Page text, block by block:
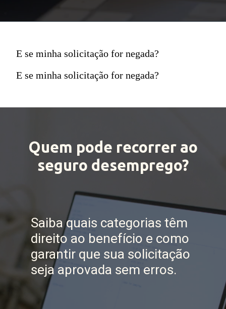
E se minha solicitação for negada?
E se minha solicitação for negada?
Quem pode recorrer ao
seguro desemprego?
Saiba quais categorias têm
direito ao benefício e como
garantir que sua solicitação
seja aprovada sem erros.